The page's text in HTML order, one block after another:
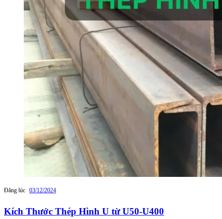
Đăng lúc 03/12/2024
Kích Thước Thép Hình U từ U50-U400